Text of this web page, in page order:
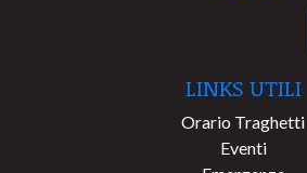
LINKS UTILI
Orario Traghetti
Eventi